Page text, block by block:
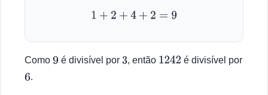
1+2+4 +2 =9
Como 9 é divisível por 3, então 1242 é divisível por
6.